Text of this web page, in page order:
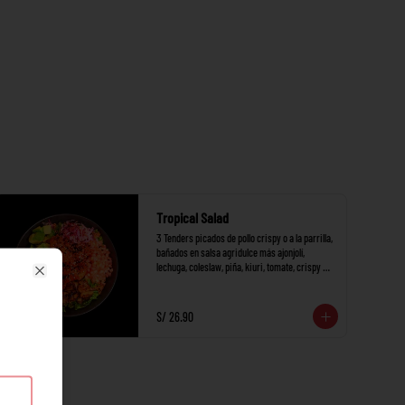
Tropical Salad
3 Tenders picados de pollo crispy o a la parrilla,
bañados en salsa agridulce más ajonjolí,
lechuga, coleslaw, piña, kiuri, tomate, crispy
S/ 26.90
Close